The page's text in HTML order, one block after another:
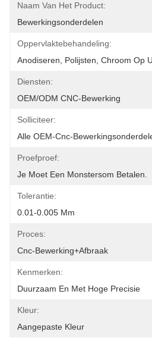
Naam Van Het Product:
Bewerkingsonderdelen
Oppervlaktebehandeling:
Anodiseren, Polijsten, Chroom Op
Diensten:
OEM/ODM CNC-Bewerking
Solliciteer:
Alle OEM-Cnc-
Proefproef:
Je Moet Een Monstersom Betalen.
Tolerantie:
0.01-0.005 Mm
Proces:
Cnc-Bewerking+afbraak
Kenmerken:
Duurzaam En Met Hoge Precisie
Kleur:
Aangepaste Kleur